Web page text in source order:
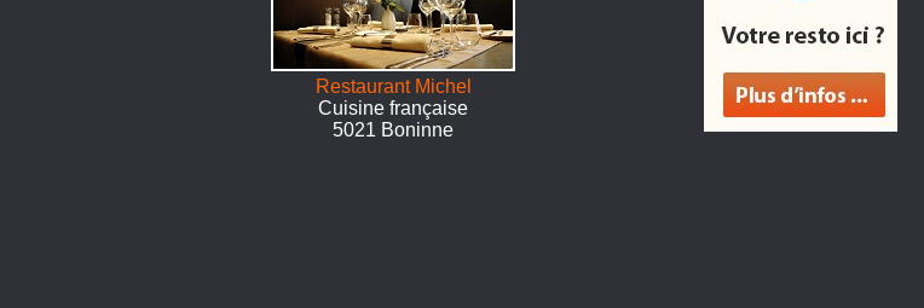
Restaurant Michel
Cuisine française
5021 Boninne